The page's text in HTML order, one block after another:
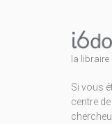
la libraire
Si vous
centre